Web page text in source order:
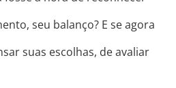
seu balanço? E se agora
suas escolhas, de avaliar